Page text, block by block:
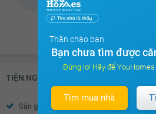
TIỆN NGHI
Sàn gỗ
Thân chào bạn
Bạn chưa tìm được
Đừng lo! Hãy để YouHomes
Tìm mua nhà